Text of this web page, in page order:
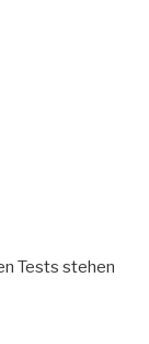
Tests stehen